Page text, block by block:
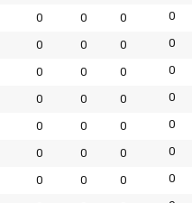
0 0 0 0
0 0 0 0
0 0 0 0
0 0 0 0
0 0 0 0
0 0 0 0
0 0 0 0